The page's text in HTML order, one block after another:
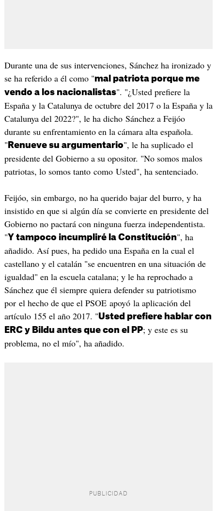
Durante una de sus intervenciones, Sánchez ha ironizado y
se ha referido a él como "mal patriota porque me
vendo a los nacionalistas". "¿Usted prefiere la
España y la Catalunya de octubre del 2017 o la España y la
Catalunya del 2022?", le ha dicho Sánchez a Feijóo
durante su enfrentamiento en la cámara alta española.
" Renueve su argumentario", le ha suplicado el
presidente del Gobierno a su opositor. "No somos malos
patriotas, lo somos tanto como Usted", ha sentenciado.
Feijóo, sin embargo, no ha querido bajar del burro, y ha
insistido en que si algún día se convierte en presidente del
Gobierno no pactará con ninguna fuerza independentista.
"Y tampoco incumpliré la Constitución", ha
añadido. Así pues, ha pedido una España en la cual el
castellano y el catalán "se encuentren en una situación de
igualdad" en la escuela catalana; y le ha reprochado a
Sánchez que él siempre quiera defender su patriotismo
por el hecho de que el PSOE apoyó la aplicación del
artículo 155 el año 2017. "Usted prefiere hablar con
ERC y Bildu antes que con el PP; y este es su
problema, no el mío", ha añadido.